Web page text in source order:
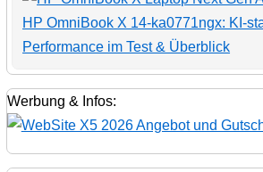
HP OmniBook X 14-ka0771ngx: KI-
Performance im Test & Überblick
Werbung & Infos: